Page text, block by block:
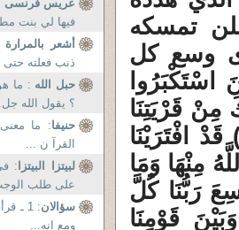
تمسكه
وسع كل
قَرْيَتِنَا
فِي مِلَّتِنَا قَالَ أَوَلَوْ كُنَّا كَارِهِينَ (88) قَدْ افْتَرَيْنَا
مِنْهَا وَمَا
رَبُّنَا كُلَّ
قَوْمِنَا
عريس فرنسى
فيها لي بنت
أشعر بالمرارة
ذنب فعلته
حبل الله : ما
؟ يقول الله
حنيفا: ما
القرآ ن ...
لبيتزا البيتزا :
على طلب
سؤالان
: 1 ـ
ومع انه...